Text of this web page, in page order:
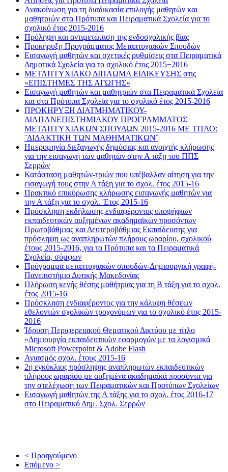
Ανακοίνωση για τη διαδικασία επιλογής μαθητών και
μαθητριών στα Πρότυπα και Πειραματικά Σχολεία για το
σχολικό έτος 2015-2016
Πρόληψη και αντιμετώπιση της ενδοσχολικής βίας
Προκήρυξη Προγράμματος Μεταπτυχιακών Σπουδών
Εισαγωγή μαθητών και σχετικές ρυθμίσεις στα Πειραματικά
Δημοτικά Σχολεία για το σχολικό έτος 2015−2016
ΜΕΤΑΠΤΥΧΙΑΚΟ ΔΙΠΛΩΜΑ ΕΙΔΙΚΕΥΣΗΣ στις
«ΕΠΙΣΤΗΜΕΣ ΤΗΣ ΑΓΩΓΗΣ»
Εισαγωγή μαθητών και μαθητριών στα Πειραματικά Σχολεία
και στα Πρότυπα Σχολεία για το σχολικό έτος 2015-2016
ΠΡΟΚΗΡΥΞΗ ΔΙΑΤΜΗΜΑΤΙΚΟΥ-
ΔΙΑΠΑΝΕΠΙΣΤΗΜΙΑΚΟΥ ΠΡΟΓΡΑΜΜΑΤΟΣ
ΜΕΤΑΠΤΥΧΙΑΚΩΝ ΣΠΟΥΔΩΝ 2015-2016 ΜΕ ΤΙΤΛΟ:
¨ΔΙΔΑΚΤΙΚΗ ΤΩΝ ΜΑΘΗΜΑΤΙΚΩΝ¨
Ημερομηνία διεξαγωγής δημόσιας και ανοιχτής κλήρωσης
για την εισαγωγή των μαθητών στην Α τάξη του ΠΠΣ
Σερρών
Κατάσταση μαθητών-τριών που υπέβαλλαν αίτηση για την
εισαγωγή τους στην Α τάξη για το σχολ. έτος 2015-16
Πρακτικό επικύρωσης κλήρωσης εισαγωγής μαθητών για
την Α τάξη για το σχολ. 'Ετος 2015-16
Πρόσκληση εκδήλωσης ενδιαφέροντος υποψήφιων
εκπαιδευτικών αυξημένων ακαδημαϊκών προσόντων
Πρωτοβάθμιας και Δευτεροβάθμιας Εκπαίδευσης για
πρόσληψη ως αναπληρωτών πλήρους ωραρίου, σχολικού
έτους 2015-2016, για τα Πρότυπα και τα Πειραματικά
Σχολεία, σύμφων
Πρόγραμμα μεταπτυχιακών σπουδών-Δημιουργική γραφή-
Πανεπιστήμιο Δυτικής Μακεδονίας
Πλήρωση κενής θέσης μαθήτριας για τη Β τάξη για το σχολ.
έτος 2015-16
Πρόσκληση ενδιαφέροντος για την κάλυψη θέσεων
εθελοντών σχολικών τροχονόμων για το σχολικό έτος 2015-
2016
Ίδρυση Περιφερειακού Θεματικού Δικτύου με τίτλο
«Δημιουργία εκπαιδευτικών εφαρμογών με τα λογισμικά
Microsoft Powerpoint & Adobe Flash
Αγιασμός σχολ. έτους 2015-16
2η εγκύκλιος πρόσληψης αναπληρωτών εκπαιδευτικών
πλήρους ωραρίου με αυξημένα ακαδημαϊκά προσόντα για
την στελέχωση των Πειραματικών και Προτύπων Σχολείων
Εισαγωγή μαθητών της Α τάξης για το σχολ. έτος 2016-17
στο Πειραματικό Δημ. Σχολ. Σερρών
< Προηγούμενο
Επόμενο >